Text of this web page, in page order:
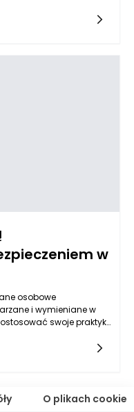
w
osobowe
i wymieniane w
swoje praktyki
O plikach cookie